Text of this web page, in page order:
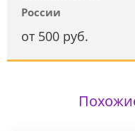
России
от 500 руб.